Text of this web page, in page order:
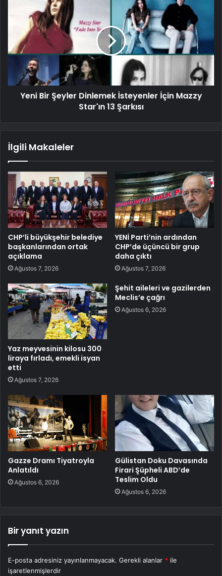
Yeni Bir Şeyler Dinlemek İsteyenler İçin Mazzy
Star'ın 13 Şarkısı
İlgili Makaleler
CHP’li büyükşehir belediye
başkanlarından ortak
açıklama
Ağustos 7, 2026
YENİ Parti’nin ardından
CHP’de üçüncü bir grup
daha çıktı
Ağustos 7, 2026
Yaz meyvesinin kilosu 300
liraya fırladı, emekli isyan
etti
Ağustos 7, 2026
Şehit aileleri ve gazilerden
Meclis’e çağrı
Ağustos 6, 2026
Gazze Dramı Tiyatroyla
Anlatıldı
Ağustos 6, 2026
Gülistan Doku Davasında
Firari Şüpheli ABD’de
Teslim Oldu
Ağustos 6, 2026
Bir yanıt yazın
E-posta adresiniz yayınlanmayacak. Gerekli alanlar * ile
işaretlenmişlerdir